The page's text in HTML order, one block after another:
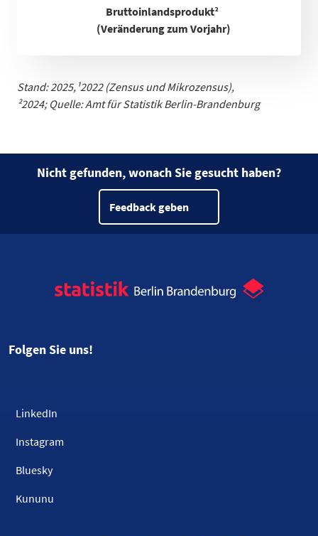
Bruttoinlandsprodukt²
(Veränderung zum Vorjahr)
Stand: 2025, ¹2022 (Zensus und Mikrozensus),
²2024; Quelle: Amt für Statistik Berlin-Brandenburg
Nicht gefunden, wonach Sie gesucht haben?
Feedback geben
Folgen Sie uns!
LinkedIn
Instagram
Bluesky
Kununu